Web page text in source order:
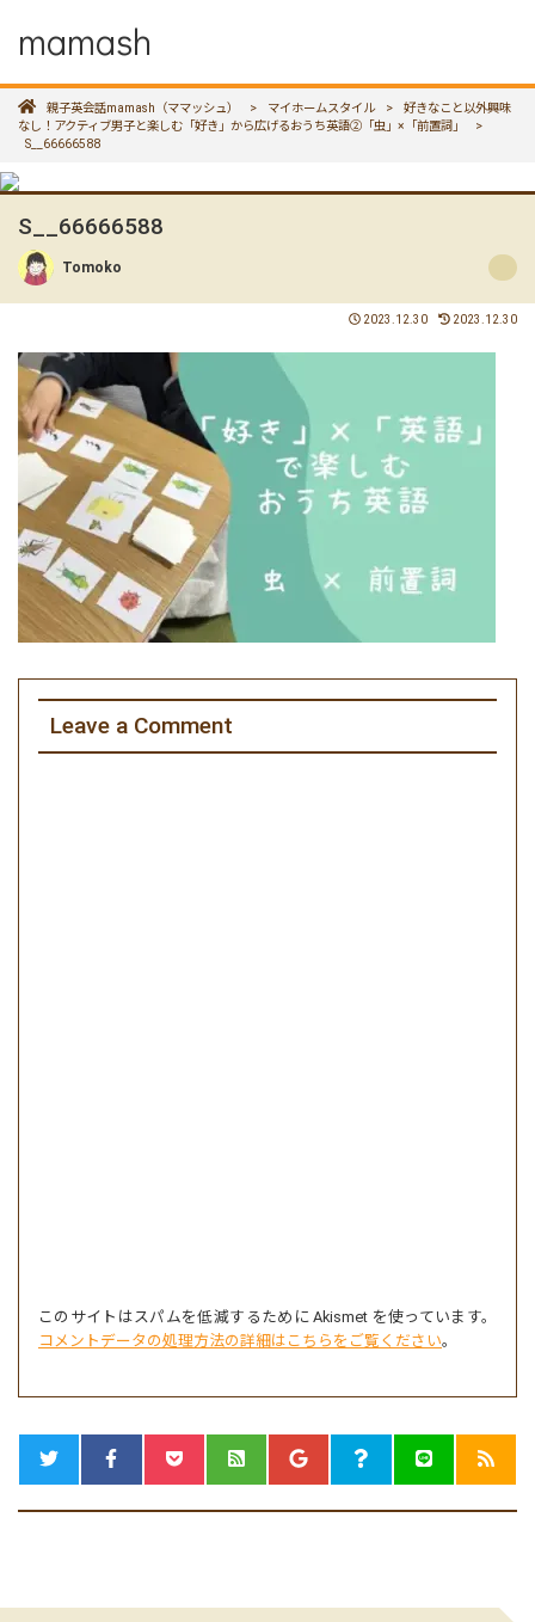
mamash
親子英会話mamash（ママッシュ） > マイホームスタイル >
好きなこと以外興味
なし！アクティブ男子と楽しむ「好き」から広げるおうち英語②「虫」×「前置詞」
>
S__66666588
S__66666588
Tomoko
2023.12.30 2023.12.30
Leave a Comment
このサイトはスパムを低減するために Akismet を使っています。
コメントデータの処理方法の詳細はこちらをご覧ください。